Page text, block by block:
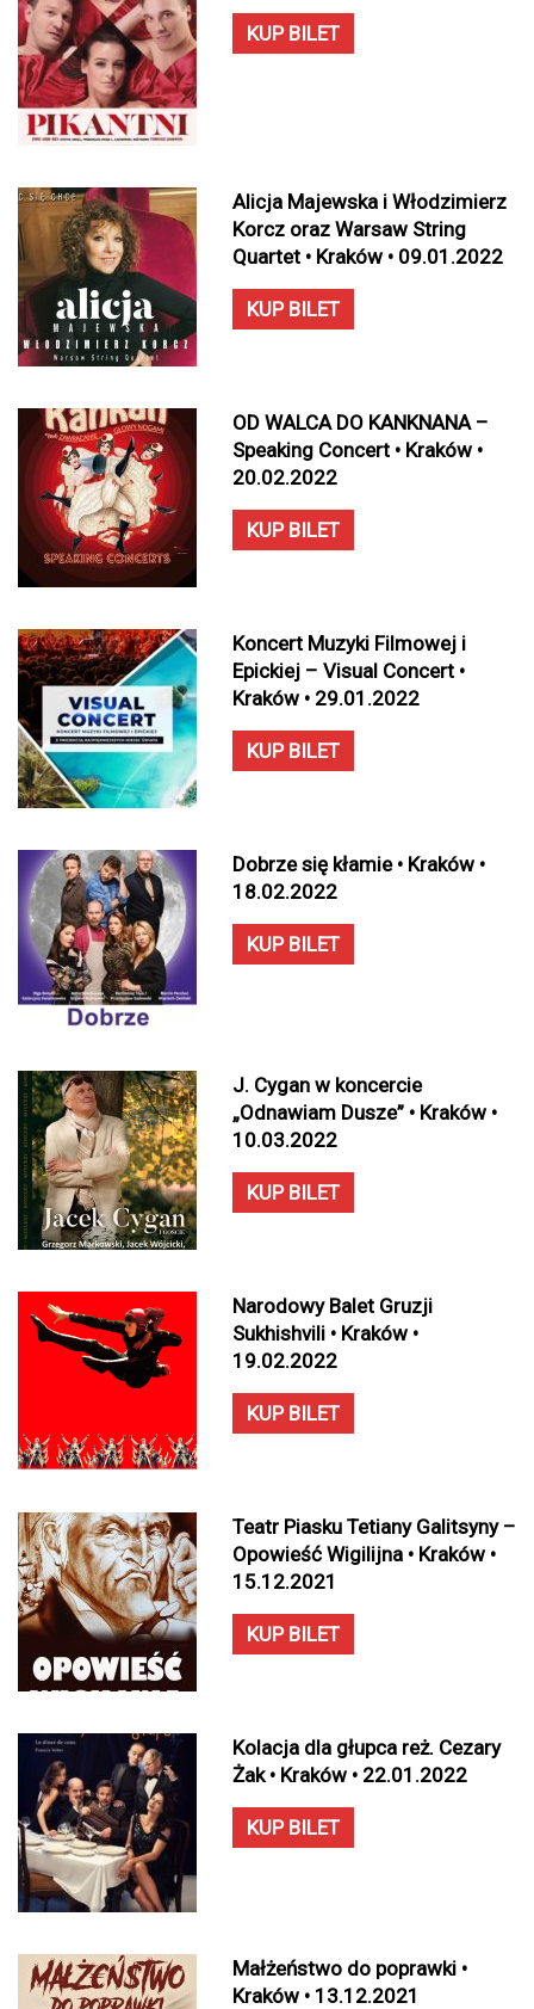
KUP BILET
Alicja Majewska i Włodzimierz
Korcz oraz Warsaw String
Quartet • Kraków • 09.01.2022
KUP BILET
OD WALCA DO KANKNANA –
Speaking Concert • Kraków •
20.02.2022
KUP BILET
Koncert Muzyki Filmowej i
Epickiej – Visual Concert •
Kraków • 29.01.2022
KUP BILET
Dobrze się kłamie • Kraków •
18.02.2022
KUP BILET
J. Cygan w koncercie
„Odnawiam Dusze” • Kraków •
10.03.2022
KUP BILET
Narodowy Balet Gruzji
Sukhishvili • Kraków •
19.02.2022
KUP BILET
Teatr Piasku Tetiany Galitsyny –
Opowieść Wigilijna • Kraków •
15.12.2021
KUP BILET
Kolacja dla głupca reż. Cezary
Żak • Kraków • 22.01.2022
KUP BILET
Małżeństwo do poprawki •
Kraków • 13.12.2021